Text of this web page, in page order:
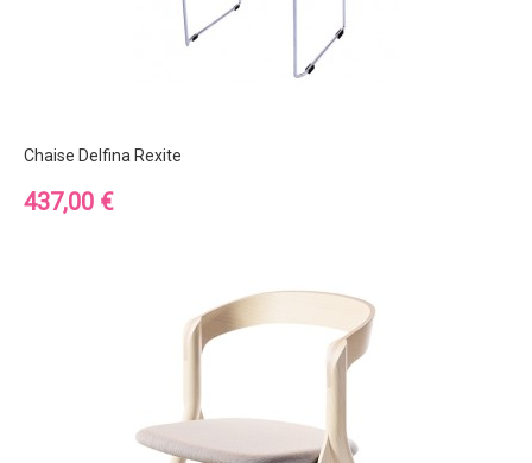
Chaise Delfina Rexite
Prix
437,00 €